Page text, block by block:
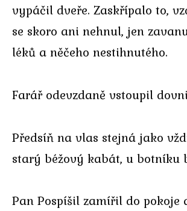
vypáčil dveře. Zaskřípalo to,
se skoro ani nehnul, jen
léků a něčeho nestihnutého.
Farář odevzdaně vstoupil
Předsíň na vlas stejná jako
starý béžový kabát, u botníku
Pan Pospíšil zamířil do pokoje